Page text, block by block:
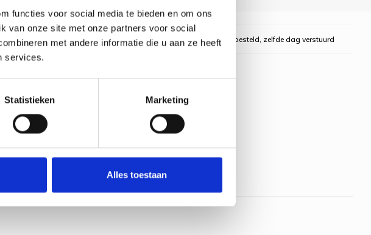
functies voor social media te bieden en om ons
van onze site met onze partners voor social
met andere informatie die u aan ze heeft
services.
Statistieken Marketing
Alles toestaan
betaling achteraf mogelijk Voor 16:00 uur besteld, zelfde dag verstuurd
kaart.